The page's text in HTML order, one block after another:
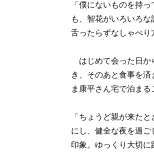
「僕にないものを持
も、智花がいろいろ
舌ったらずなしゃべり
はじめて会った日か
き、そのあと食事を
ま康平さん宅で泊まる
「ちょうど親が来た
にし、健全な夜を過
印象。ゆっくり大切に